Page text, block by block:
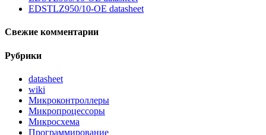
EDSTLZ950/10-OE datasheet
Свежие комментарии
Рубрики
datasheet
wiki
Микроконтроллеры
Микропроцессоры
Микросхема
Программирование